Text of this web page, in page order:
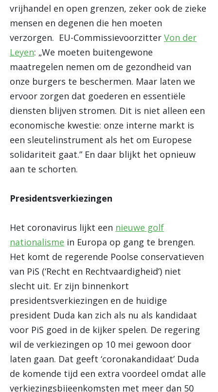
vrijhandel en open grenzen, zeker ook de zieke
mensen en degenen die hen moeten
verzorgen. EU-Commissievoorzitter Von der
Leyen: „We moeten buitengewone
maatregelen nemen om de gezondheid van
onze burgers te beschermen. Maar laten we
ervoor zorgen dat goederen en essentiële
diensten blijven stromen. Dit is niet alleen een
economische kwestie: onze interne markt is
een sleutelinstrument als het om Europese
solidariteit gaat.” En daar blijkt het opnieuw
aan te schorten.
Presidentsverkiezingen
Het coronavirus lijkt een nieuwe golf
nationalisme in Europa op gang te brengen.
Het komt de regerende Poolse conservatieven
van PiS (‘Recht en Rechtvaardigheid’) niet
slecht uit. Er zijn binnenkort
presidentsverkiezingen en de huidige
president Duda kan zich als nu als kandidaat
voor PiS goed in de kijker spelen. De regering
wil de verkiezingen op 10 mei gewoon door
laten gaan. Dat geeft ‘coronakandidaat’ Duda
de komende tijd een extra voordeel omdat alle
verkiezingsbijeenkomsten met meer dan 50